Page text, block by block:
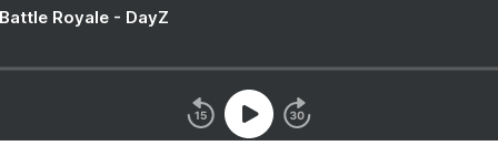
Royale - DayZ